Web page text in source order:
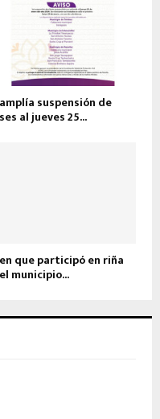
suspensión de
al jueves 25...
que participó en riña
municipio...